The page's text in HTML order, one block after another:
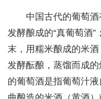
中国古代的葡萄
发酵酿成的“真葡萄酒
末，用糯米酿成的米
发酵酝酿，蒸馏而成
的葡萄酒是指葡萄汁